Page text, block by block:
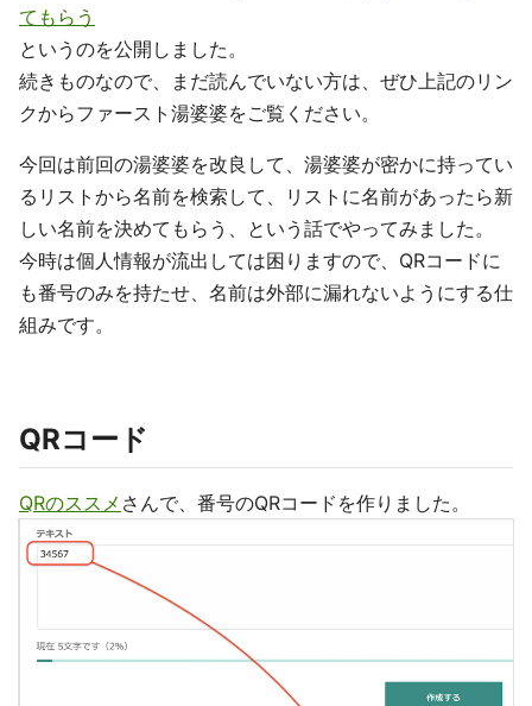
てもらう
というのを公開しました。
続きものなので、まだ読んでいない方は、ぜひ上記のリン
クからファースト湯婆婆をご覧ください。
今回は前回の湯婆婆を改良して、湯婆婆が密かに持ってい
るリストから名前を検索して、リストに名前があったら新
しい名前を決めてもらう、という話でやってみました。
今時は個人情報が流出しては困りますので、QRコードに
も番号のみを持たせ、名前は外部に漏れないようにする仕
組みです。
QRコード
QRのススメ さんで、番号のQRコードを作りました。